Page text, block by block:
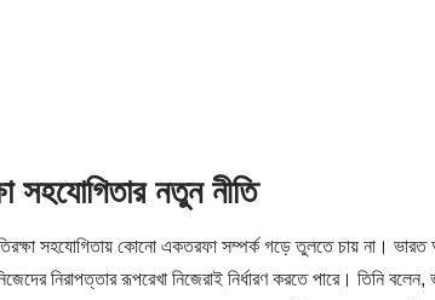
সহযোগিতার নতুন নীতি
সহযোগিতায় কোনো একতরফা সম্পর্ক গড়ে তুলতে চায় না।
নিরাপত্তার রূপরেখা নিজেরাই নির্ধারণ করতে পারে। তিনি